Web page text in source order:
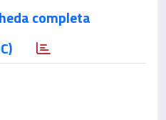
completa